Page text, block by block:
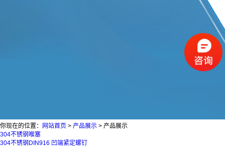
你现在的位置： 网站首页 > 产品展示 > 产品展示
304不锈钢喉塞
304不锈钢DIN916 凹端紧定螺钉